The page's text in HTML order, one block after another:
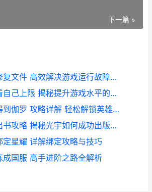
下一篇 »
王者荣耀如何修复文件 高效解决游戏运行故障的实用指南
王者荣耀如何看自己上限 揭秘提升游戏水平的实用技巧
王者荣耀如何得到伽罗 攻略详解 轻松解锁英雄获取方法
王者荣耀光宇出书攻略 揭秘光宇如何成功出版书籍
定星耀 详解绑定攻略与技巧
成国服 高手进阶之路全解析